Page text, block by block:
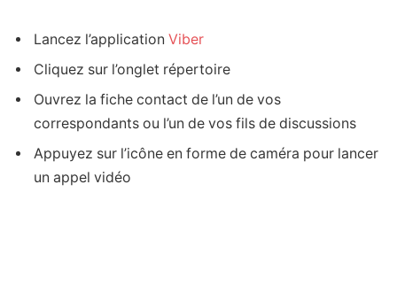
Lancez l’application Viber
Cliquez sur l’onglet répertoire
Ouvrez la fiche contact de l’un de vos
correspondants ou l’un de vos fils de discussions
Appuyez sur l’icône en forme de caméra pour lancer
un appel vidéo